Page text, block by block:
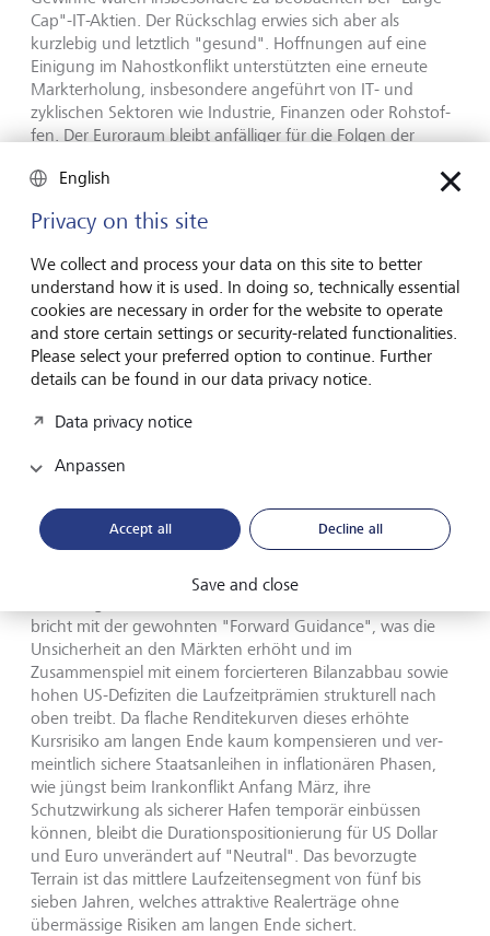
Cap"-IT-Aktien. Der Rückschlag erwies sich aber als
kurzlebig und letztlich "gesund". Hoffnungen auf eine
Einigung im Nahostkonflikt unterstützten eine erneute
Markterholung, insbesondere angeführt von IT- und
zyklischen Sektoren wie Industrie, Finanzen oder Rohstof­
fen. Der Euroraum bleibt anfälliger für die Folgen der
hoch bleibt und davon ausgegangen wird, dass die EZB
Anlegerinnen und Anleger in diesem Jahr weiterhin ein
sich verschlechternden Hintergrunds zu optimis­tisch sein
könnte. Wir halten daher an unserer Einschätzung
"Unattraktiv" fest. In den USA bleibt die wirtschaftliche
Aktivi­tät solide, und laufende KI-bezogene Investitionen
stützen wei­terhin das starke Gewinnwachstum. Wir
behalten daher dies­bezüglich unsere Einschätzung mit
Anleihenstrategie
Trotz historisch attraktiver Realrenditen bei Nominalwerten
von 4.5% in den USA und 3.0% in Deutschland ist bei
einer massiven Ausweitung der Portfolioduration derzeit
bricht mit der gewohnten "Forward Guidance", was die
Unsicherheit an den Märkten erhöht und im
Zusammenspiel mit einem forcierteren Bilanzabbau sowie
hohen US-Defiziten die Laufzeitprämien strukturell nach
oben treibt. Da flache Renditekurven dieses er­höhte
Kursrisiko am langen Ende kaum kompensieren und ver­
meintlich sichere Staatsanleihen in inflationären Phasen,
wie jüngst beim Irankonflikt Anfang März, ihre
Schutzwirkung als sicherer Hafen temporär einbüssen
können, bleibt die Durati­onspositionierung für US Dollar
und Euro unverändert auf "Neu­tral". Das bevorzugte
Terrain ist das mittlere Laufzeitensegment von fünf bis
sieben Jahren, welches attraktive Realerträge ohne
übermässige Risiken am langen Ende sichert.
English
Privacy on this site
We collect and process your data on this site to better
understand how it is used. In doing so, technically essential
cookies are necessary in order for the website to operate
and store certain settings or security-related functionalities.
Please select your preferred option to continue. Further
details can be found in our data privacy notice.
Data privacy notice
Anpassen
Accept all Decline all
Save and close